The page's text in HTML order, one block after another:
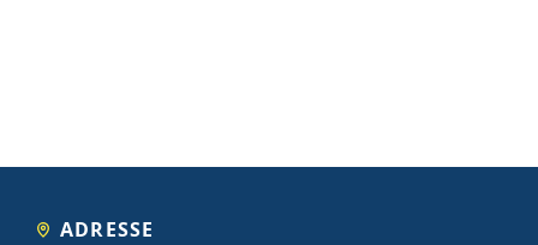
ADRESSE